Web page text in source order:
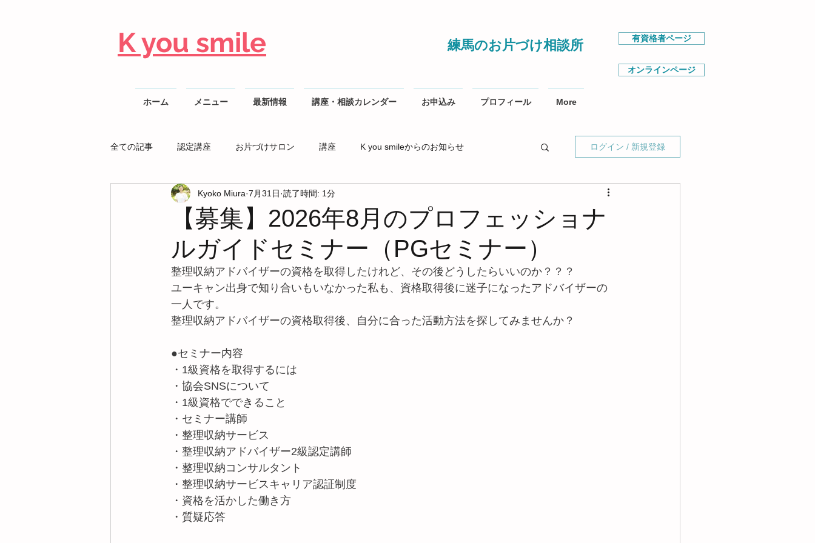
K you smile 練馬のお片づけ相談所 有資格者ページ
オンラインページ
ホーム メニュー 最新情報 講座・相談カレンダー お申込み プロフィール More
全ての記事 認定講座 お片づけサロン 講座 K you smileからのお知らせ
整理収納AD勉強会
ログイン / 新規登録
【募集】2026年8月のプロフェッショナ
ルガイドセミナー（PGセミナー）
Kyoko Miura 7月31日 読了時間: 1分
整理収納アドバイザーの資格を取得したけれど、その後どうしたらいいのか？？？
ユーキャン出身で知り合いもいなかった私も、資格取得後に迷子になったアドバイザーの
一人です。
整理収納アドバイザーの資格取得後、自分に合った活動方法を探してみませんか？
●セミナー内容
・1級資格を取得するには
・協会SNSについて
・1級資格でできること
・セミナー講師
・整理収納サービス
・整理収納アドバイザー2級認定講師
・整理収納コンサルタント
・整理収納サービスキャリア認証制度
・資格を活かした働き方
・質疑応答